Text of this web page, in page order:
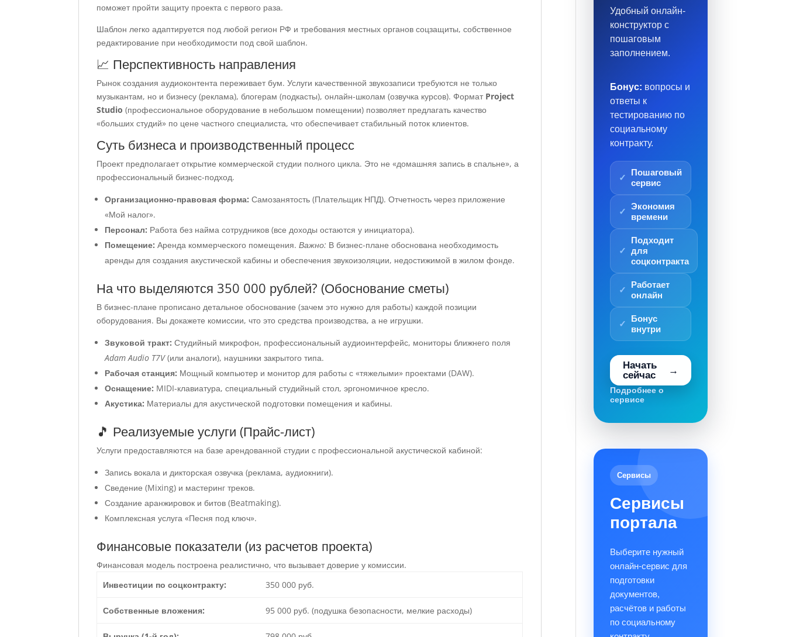
поможет пройти защиту проекта с первого раза.
Шаблон легко адаптируется под любой регион РФ и требования местных органов соцзащиты, собственное
редактирование при необходимости под свой шаблон.
📈 Перспективность направления
Рынок создания аудиоконтента переживает бум. Услуги качественной звукозаписи требуются не только
музыкантам, но и бизнесу (реклама), блогерам (подкасты), онлайн-школам (озвучка курсов). Формат Project
Studio (профессиональное оборудование в небольшом помещении) позволяет предлагать качество
«больших студий» по цене частного специалиста, что обеспечивает стабильный поток клиентов.
Суть бизнеса и производственный процесс
Проект предполагает открытие коммерческой студии полного цикла. Это не «домашняя запись в спальне», а
профессиональный бизнес-подход.
Организационно-правовая форма: Самозанятость (Плательщик НПД). Отчетность через приложение
«Мой налог».
Персонал: Работа без найма сотрудников (все доходы остаются у инициатора).
Помещение: Аренда коммерческого помещения.Важно: В бизнес-плане обоснована необходимость
аренды для создания акустической кабины и обеспечения звукоизоляции, недостижимой в жилом фонде.
На что выделяются 350 000 рублей? (Обоснование сметы)
В бизнес-плане прописано детальное обоснование (зачем это нужно для работы) каждой позиции
оборудования. Вы докажете комиссии, что это средства производства, а не игрушки.
Звуковой тракт: Студийный микрофон, профессиональный аудиоинтерфейс, мониторы ближнего поля
Adam Audio T7V(или аналоги), наушники закрытого типа.
Рабочая станция: Мощный компьютер и монитор для работы с «тяжелыми» проектами (DAW).
Оснащение: MIDI-клавиатура, специальный студийный стол, эргономичное кресло.
Акустика: Материалы для акустической подготовки помещения и кабины.
🎵 Реализуемые услуги (Прайс-лист)
Услуги предоставляются на базе арендованной студии с профессиональной акустической кабиной:
Запись вокала и дикторская озвучка (реклама, аудиокниги).
Сведение (Mixing) и мастеринг треков.
Создание аранжировок и битов (Beatmaking).
Комплексная услуга «Песня под ключ».
Финансовые показатели (из расчетов проекта)
Финансовая модель построена реалистично, что вызывает доверие у комиссии.
Инвестиции по соцконтракту:
350 000 руб.
Собственные вложения: 95 000 руб. (подушка безопасности, мелкие расходы)
Удобный онлайн-
конструктор с
пошаговым
заполнением.
Бонус: вопросы и
ответы к
тестированию по
социальному
контракту.
Пошаговый
сервис
Экономия
времени
Подходит
для
соцконтракта
Работает
онлайн
Бонус
внутри
Начать
сейчас
Подробнее о
сервисе
Сервисы
Сервисы
портала
Выберите нужный
онлайн-сервис для
подготовки
документов,
расчётов и работы
по социальному